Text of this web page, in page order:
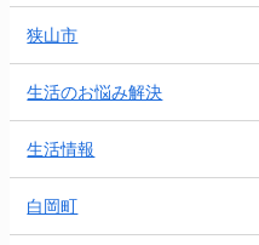
狭山市
生活のお悩み解決
生活情報
白岡町